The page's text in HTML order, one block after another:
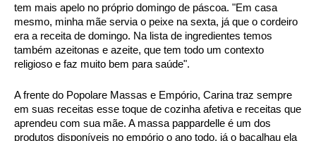
tem mais apelo no próprio domingo de páscoa. "Em casa
mesmo, minha mãe servia o peixe na sexta, já que o cordeiro
era a receita de domingo. Na lista de ingredientes temos
também azeitonas e azeite, que tem todo um contexto
religioso e faz muito bem para saúde".
A frente do Popolare Massas e Empório, Carina traz sempre
em suas receitas esse toque de cozinha afetiva e receitas que
aprendeu com sua mãe. A massa pappardelle é um dos
produtos disponíveis no empório o ano todo, já o bacalhau ela